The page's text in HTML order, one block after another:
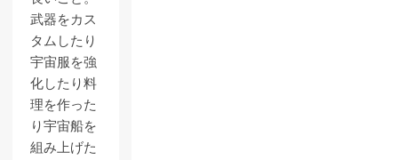
武器をカス
タムしたり
宇宙服を強
化したり料
理を作った
り宇宙船を
組み上げた